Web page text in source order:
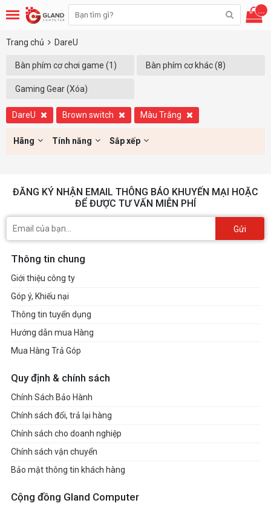
...
Trang chủ DareU
Bàn phím cơ chơi game (1) Bàn phím cơ khác (8)
Gaming Gear (Xóa)
DareU Brown switch Màu Trắng
Hãng Tính năng Sắp xếp
ĐĂNG KÝ NHẬN EMAIL THÔNG BÁO KHUYẾN MẠI HOẶC
ĐỂ ĐƯỢC TƯ VẤN MIỄN PHÍ
Gửi
Thông tin chung
Giới thiệu công ty
Góp ý, Khiếu nại
Thông tin tuyển dụng
Hướng dẫn mua Hàng
Mua Hàng Trả Góp
Quy định & chính sách
Chính Sách Bảo Hành
Chính sách đổi, trả lại hàng
Chính sách cho doanh nghiệp
Chính sách vận chuyển
Bảo mật thông tin khách hàng
Cộng đồng Gland Computer